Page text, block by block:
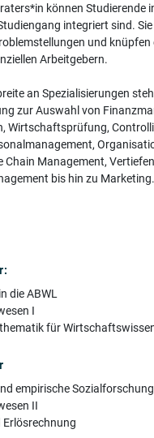
können Studierende
integriert sind.
und knüpfen
Arbeitgebern.
an Spezialisierungen
zur Auswahl von
Wirtschaftsprüfung,
Chain Management,
bis hin zu Marketing.
die ABWL
I
für
empirische Sozialforschung
II
Erlösrechnung